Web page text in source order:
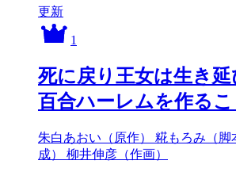
更新
1
死に戻り王女は生き
百合ハーレムを作る
朱白あおい（原作） 糀もろみ（脚
成） 柳井伸彦（作画）